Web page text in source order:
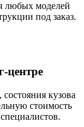
любых моделей
под заказ.
центре
кузова
стоимость